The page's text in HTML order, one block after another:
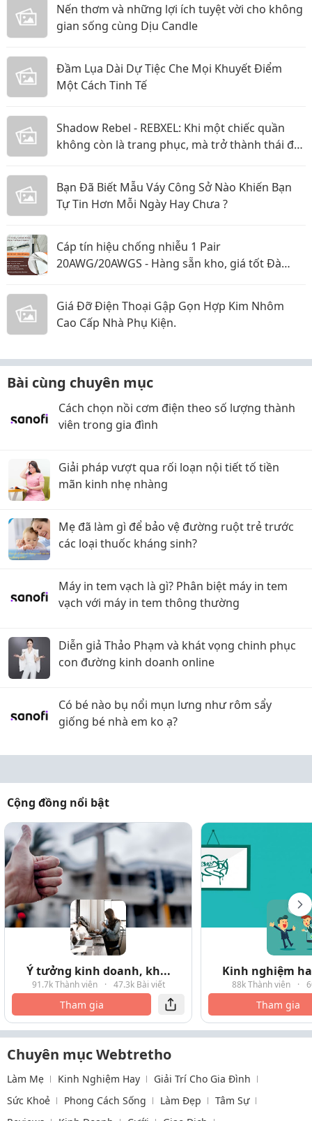
Nến thơm và những lợi ích tuyệt vời cho không
gian sống cùng Dịu Candle
Đầm Lụa Dài Dự Tiệc Che Mọi Khuyết Điểm
Một Cách Tinh Tế
Shadow Rebel - REBXEL: Khi một chiếc quần
không còn là trang phục, mà trở thành thái độ
Bạn Đã Biết Mẫu Váy Công Sở Nào Khiến Bạn
Tự Tin Hơn Mỗi Ngày Hay Chưa ?
Cáp tín hiệu chống nhiễu 1 Pair
20AWG/20AWGS - Hàng sẵn kho, giá tốt Đà
Giá Đỡ Điện Thoại Gập Gọn Hợp Kim Nhôm
Cao Cấp Nhà Phụ Kiện.
Bài cùng chuyên mục
Cách chọn nồi cơm điện theo số lượng thành
viên trong gia đình
Giải pháp vượt qua rối loạn nội tiết tố tiền
mãn kinh nhẹ nhàng
Mẹ đã làm gì để bảo vệ đường ruột trẻ trước
các loại thuốc kháng sinh?
Máy in tem vạch là gì? Phân biệt máy in tem
vạch với máy in tem thông thường
Diễn giả Thảo Phạm và khát vọng chinh phục
con đường kinh doanh online
Có bé nào bụ nổi mụn lưng như rôm sẩy
giống bé nhà em ko ạ?
Cộng đồng nổi bật
Ý tưởng kinh doanh, kh...
91.7k Thành viên · 47.3k Bài viết
Tham gia
Kinh nghiệm
88k Thành viên ·
Tham gia
Chuyên mục Webtretho
Làm Mẹ Kinh Nghiệm Hay
Giải Trí Cho Gia Đình
Sức Khoẻ
Phong Cách Sống Làm Đẹp
Tâm Sự